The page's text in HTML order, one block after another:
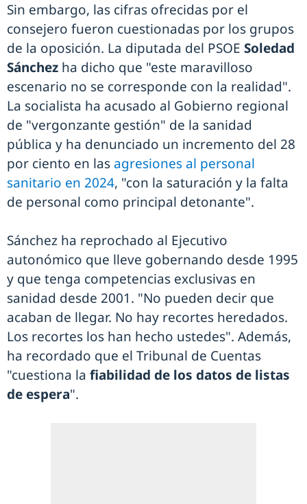
Sin embargo, las cifras ofrecidas por el
consejero fueron cuestionadas por los grupos
de la oposición. La diputada del PSOE Soledad
Sánchez ha dicho que "este maravilloso
escenario no se corresponde con la realidad".
La socialista ha acusado al Gobierno regional
de "vergonzante gestión" de la sanidad
pública y ha denunciado un incremento del 28
por ciento en las agresiones al personal
sanitario en 2024, "con la saturación y la falta
de personal como principal detonante".
Sánchez ha reprochado al Ejecutivo
autonómico que lleve gobernando desde 1995
y que tenga competencias exclusivas en
sanidad desde 2001. "No pueden decir que
acaban de llegar. No hay recortes heredados.
Los recortes los han hecho ustedes". Además,
ha recordado que el Tribunal de Cuentas
"cuestiona la fiabilidad de los datos de listas
de espera".